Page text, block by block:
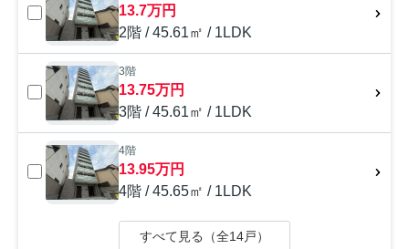
13.7万円
2階 / 45.61㎡ / 1LDK
3階
13.75万円
3階 / 45.61㎡ / 1LDK
4階
13.95万円
4階 / 45.65㎡ / 1LDK
すべて見る（全14戸）